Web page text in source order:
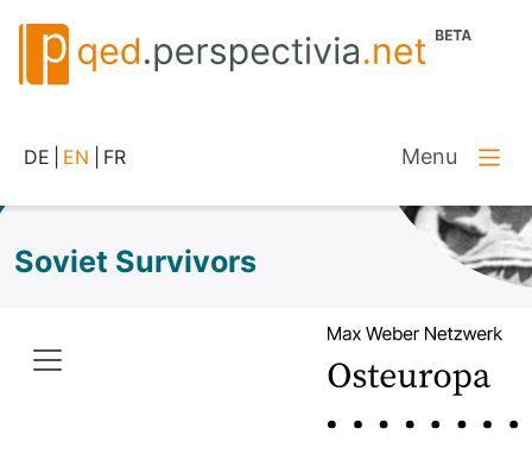
DE EN FR Menu
Soviet Survivors